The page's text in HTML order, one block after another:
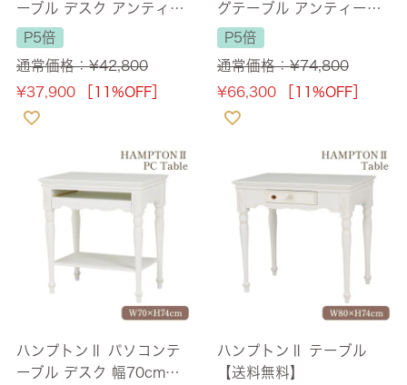
ーブル デスク アンティー
クホワイト 幅63cm 【送
料無料】
P5倍
通常価格：¥42,800
¥37,900 ［11%OFF］
グテーブル アンティーク
ホワイト 【送料無料】
P5倍
通常価格：¥74,800
¥66,300 ［11%OFF］
ハンプトンⅡ パソコンテ
ーブル デスク 幅70cm
ハンプトンⅡ テーブル
【送料無料】